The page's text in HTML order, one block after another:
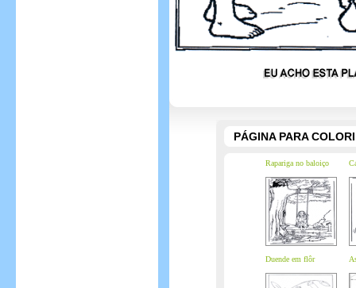
PÁGINA PARA
Rapariga no baloiço
Duende em flôr